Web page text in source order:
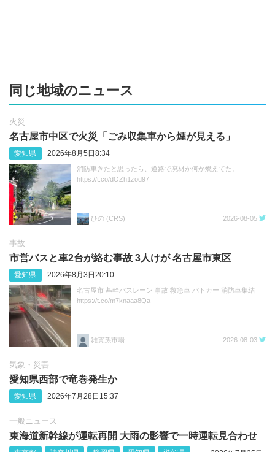
同じ地域のニュース
火災
名古屋市中区で火災「ごみ収集車から煙が見える」
愛知県 2026年8月5日8:34
消防車きたと思ったら、道路で廃材か何か燃えてた。
https://t.co/dOZh1zod97
ひの (CRS) 2026-08-05
事故
市営バスと車2台が絡む事故 3人けが 名古屋市東区
愛知県 2026年8月3日20:10
名古屋市 基幹バスレーン 事故 救急車 パトカー 消防車集結
https://t.co/m7knaaa8Qa
雑賀孫市場 2026-08-03
気象・災害
愛知県西部で竜巻発生か
愛知県 2026年7月28日15:37
一般ニュース
東海道新幹線が運転再開 大雨の影響で一時運転見合わせ